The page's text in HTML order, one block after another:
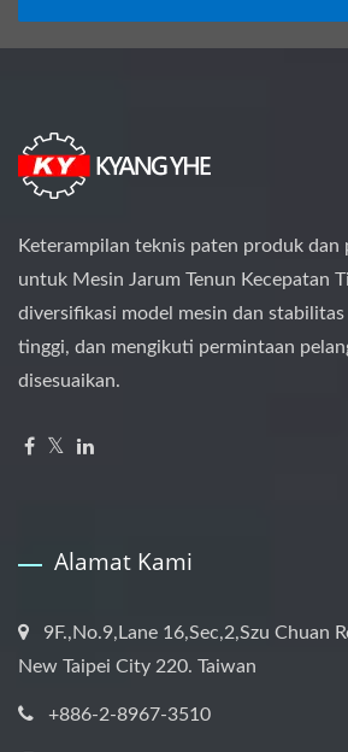
Keterampilan teknis paten produk dan
untuk Mesin Jarum Tenun Kecepatan
diversifikasi model mesin dan
tinggi, dan mengikuti permintaan
disesuaikan.
Alamat Kami
9F.,No.9,Lane 16,Sec,2,Szu Chuan
New Taipei City 220. Taiwan
+886-2-8967-3510